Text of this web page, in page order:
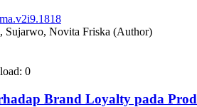
Novita Friska (Author)
0
Brand Loyalty pada